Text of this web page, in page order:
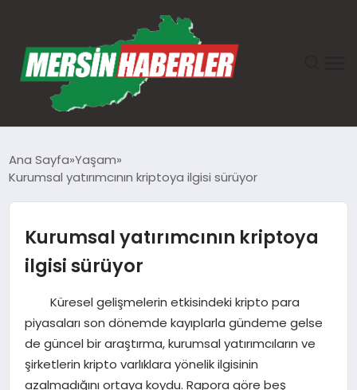
GÜNDEM
EKONOMI
SAĞLIK
SPOR
Ana Sayfa Yaşam
Kurumsal yatırımcının kriptoya ilgisi sürüyor
Kurumsal yatırımcının kriptoya
ilgisi sürüyor
Küresel gelişmelerin etkisindeki kripto para
piyasaları son dönemde kayıplarla gündeme gelse
de güncel bir araştırma, kurumsal yatırımcıların ve
şirketlerin kripto varlıklara yönelik ilgisinin
azalmadığını ortaya koydu. Rapora göre beş